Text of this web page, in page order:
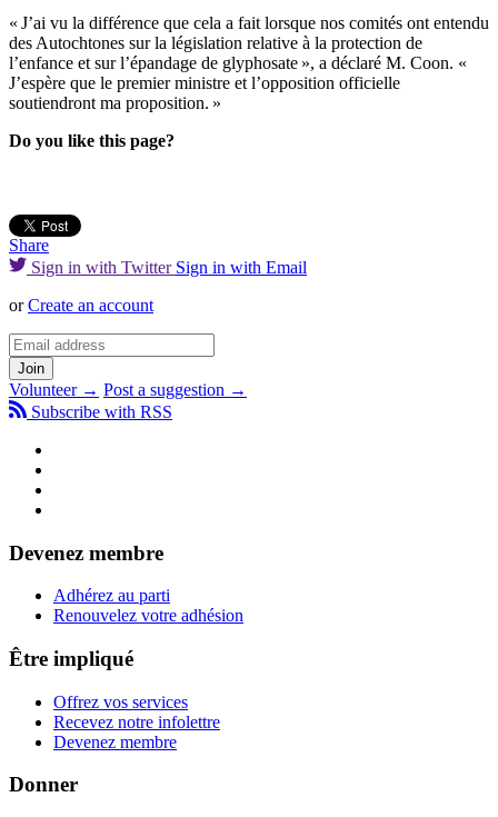
« J’ai vu la différence que cela a fait lorsque nos comités ont entendu
des Autochtones sur la législation relative à la protection de
l’enfance et sur l’épandage de glyphosate », a déclaré M. Coon. «
J’espère que le premier ministre et l’opposition officielle
soutiendront ma proposition. »
Do you like this page?
Share
Sign in with Twitter Sign in with Email
orCreate an account
Volunteer → Post a suggestion →
Subscribe with RSS
Devenez membre
Adhérez au parti
Renouvelez votre adhésion
Être impliqué
Offrez vos services
Recevez notre infolettre
Devenez membre
Donner